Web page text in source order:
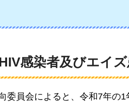
感染者及びエイ
委員会によると、令和7年の